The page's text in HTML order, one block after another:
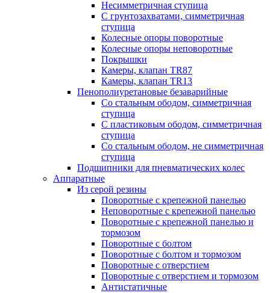
Несимметричная ступица
С грунтозахватами, симметричная
ступица
Колесные опоры поворотные
Колесные опоры неповоротные
Покрышки
Камеры, клапан TR87
Камеры, клапан TR13
Пенополиуретановые безаварийные
Со стальным ободом, симметричная
ступица
С пластиковым ободом, симметричная
ступица
Со стальным ободом, не симметричная
ступица
Подшипники для пневматических колес
Аппаратные
Из серой резины
Поворотные с крепежной панелью
Неповоротные с крепежной панелью
Поворотные с крепежной панелью и
тормозом
Поворотные с болтом
Поворотные с болтом и тормозом
Поворотные с отверстием
Поворотные с отверстием и тормозом
Антистатичные